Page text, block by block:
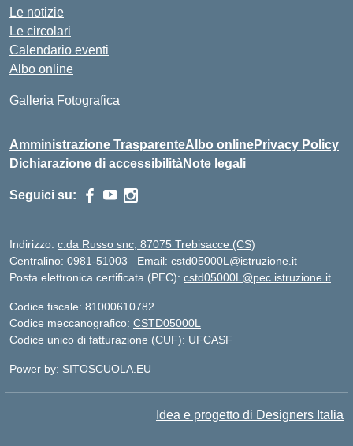
Le notizie
Le circolari
Calendario eventi
Albo online
Galleria Fotografica
Amministrazione TrasparenteAlbo onlinePrivacy Policy
Dichiarazione di accessibilitàNote legali
Seguici su:
Indirizzo: c.da Russo snc, 87075 Trebisacce (CS)
Centralino: 0981-51003 Email: cstd05000L@istruzione.it
Posta elettronica certificata (PEC): cstd05000L@pec.istruzione.it
Codice fiscale: 81000610782
Codice meccanografico: CSTD05000L
Codice unico di fatturazione (CUF): UFCASF
Power by: SITOSCUOLA.EU
Idea e progetto di Designers Italia